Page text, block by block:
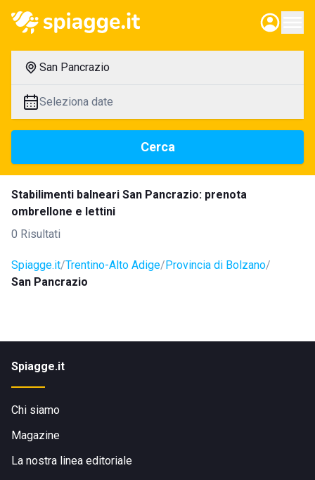
San Pancrazio
Seleziona date
Cerca
Stabilimenti balneari San Pancrazio: prenota
ombrellone e lettini
0 Risultati
Spiagge.it Trentino-Alto Adige Provincia di Bolzano
San Pancrazio
Spiagge.it
Chi siamo
Magazine
La nostra linea editoriale